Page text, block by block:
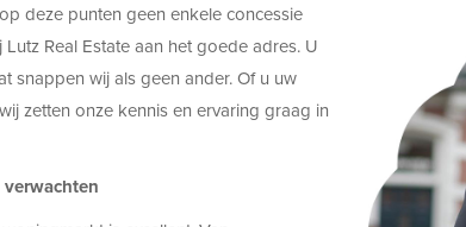
deze punten geen enkele concessie
Real Estate aan het goede adres. U
snappen wij als geen ander. Of u uw
zetten onze kennis en ervaring graag in